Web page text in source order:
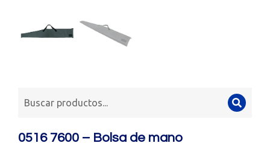
0516 7600 – Bolsa de mano